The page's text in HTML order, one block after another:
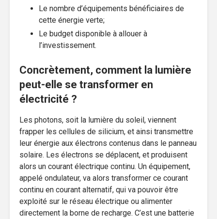
Le nombre d’équipements bénéficiaires de
cette énergie verte;
Le budget disponible à allouer à
l’investissement.
Concrètement, comment la lumière
peut-elle se transformer en
électricité ?
Les photons, soit la lumière du soleil, viennent
frapper les cellules de silicium, et ainsi transmettre
leur énergie aux électrons contenus dans le panneau
solaire. Les électrons se déplacent, et produisent
alors un courant électrique continu. Un équipement,
appelé ondulateur, va alors transformer ce courant
continu en courant alternatif, qui va pouvoir être
exploité sur le réseau électrique ou alimenter
directement la borne de recharge. C’est une batterie